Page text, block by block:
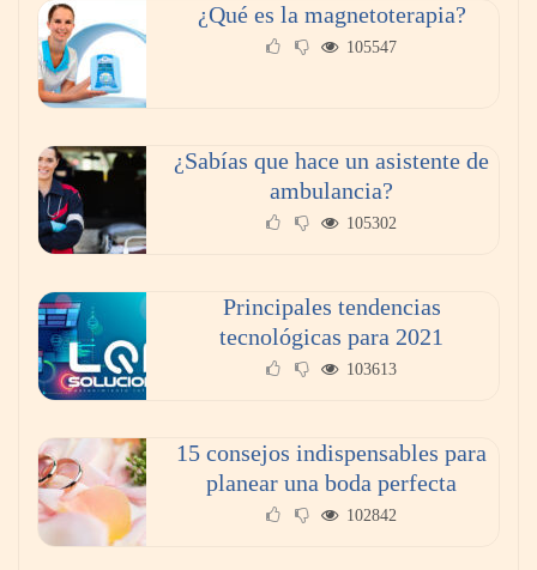
Reforestando con el Corazón regresa a Sierra
La cartera vencida hipotecaria aumenta al
doble de velocidad que la cartera sana en
México
¿Qué es la magnetoterapia?
105547
¿Sabías que hace un asistente de
ambulancia?
105302
Principales tendencias
tecnológicas para 2021
103613
15 consejos indispensables para
planear una boda perfecta
102842